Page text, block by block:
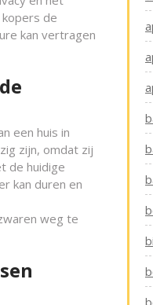
de
kan vertragen
een huis in
zijn, omdat zij
de huidige
kan duren en
weg te